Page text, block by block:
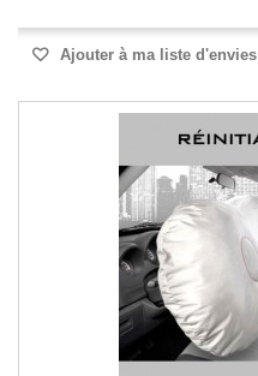
Ajouter à ma liste d'envies